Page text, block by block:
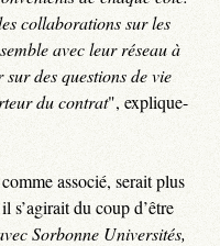
collaborations sur les
avec leur réseau à
des questions de vie
du contrat", explique-
associé, serait plus
s’agirait du coup d’être
Sorbonne Universités,